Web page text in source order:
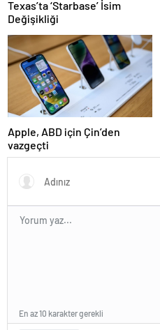
Texas’ta ‘Starbase’ İsim
Değişikliği
Apple, ABD için Çin’den
vazgeçti
En az 10 karakter gerekli